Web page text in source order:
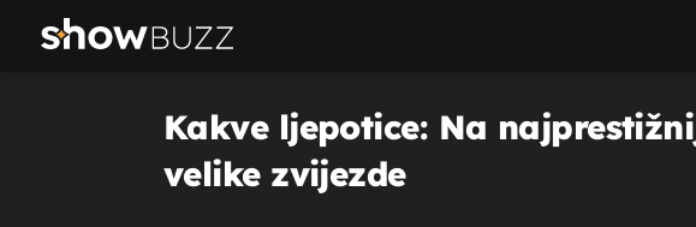
Kakve ljepotice: Na
velike zvijezde